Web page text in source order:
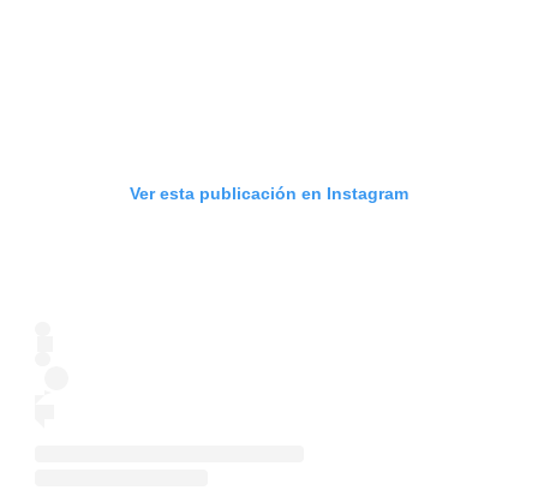
Ver esta publicación en Instagram